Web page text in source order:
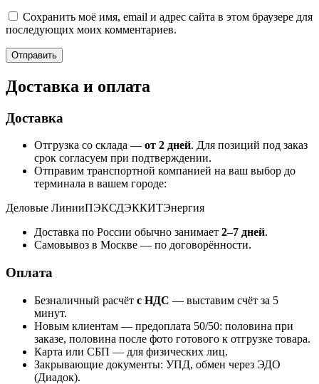
Сохранить моё имя, email и адрес сайта в этом браузере для
последующих моих комментариев.
Доставка и оплата
Доставка
Отгрузка со склада — от 2 дней. Для позиций под заказ
срок согласуем при подтверждении.
Отправим транспортной компанией на ваш выбор до
терминала в вашем городе:
Деловые ЛинииПЭКСДЭККИТЭнергия
Доставка по России обычно занимает 2–7 дней.
Самовывоз в Москве — по договорённости.
Оплата
Безналичный расчёт с НДС — выставим счёт за 5
минут.
Новым клиентам — предоплата 50/50: половина при
заказе, половина после фото готового к отгрузке товара.
Карта или СБП — для физических лиц.
Закрывающие документы: УПД, обмен через ЭДО
(Диадок).